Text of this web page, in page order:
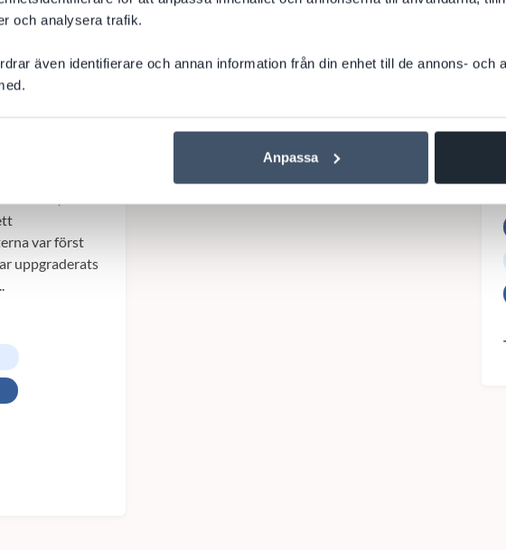
och analysera trafik.
även identifierare och annan information från din enhet till de annons- och
Anpassa
var först
uppgraderats
Till kundcase